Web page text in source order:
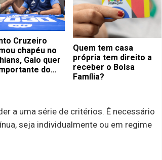
Cruzeiro
chapéu no
Galo quer
do
Quem tem casa
própria tem direito a
receber o Bolsa
Família?
a uma série de critérios. É necessário
seja individualmente ou em regime